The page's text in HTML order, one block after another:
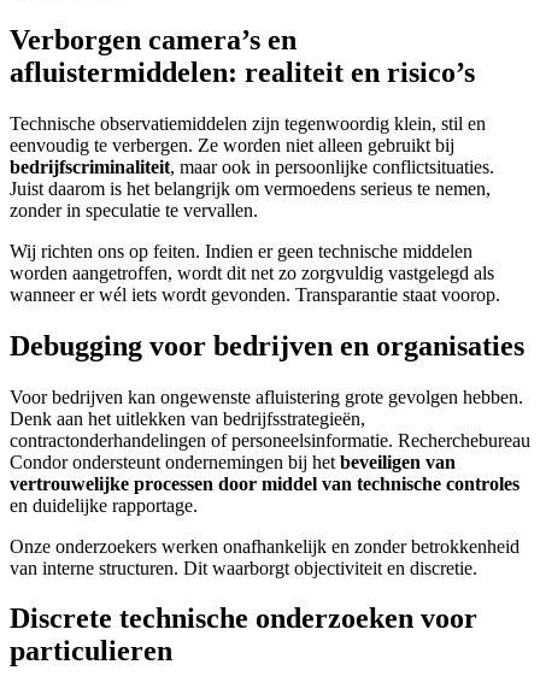
Verborgen camera’s en
afluistermiddelen: realiteit en risico’s
Technische observatiemiddelen zijn tegenwoordig klein, stil en
eenvoudig te verbergen. Ze worden niet alleen gebruikt bij
bedrijfscriminaliteit, maar ook in persoonlijke conflictsituaties.
Juist daarom is het belangrijk om vermoedens serieus te nemen,
zonder in speculatie te vervallen.
Wij richten ons op feiten. Indien er geen technische middelen
worden aangetroffen, wordt dit net zo zorgvuldig vastgelegd als
wanneer er wél iets wordt gevonden. Transparantie staat voorop.
Debugging voor bedrijven en organisaties
Voor bedrijven kan ongewenste afluistering grote gevolgen hebben.
Denk aan het uitlekken van bedrijfsstrategieën,
contractonderhandelingen of personeelsinformatie. Recherchebureau
Condor ondersteunt ondernemingen bij het beveiligen van
vertrouwelijke processen door middel van technische controles
en duidelijke rapportage.
Onze onderzoekers werken onafhankelijk en zonder betrokkenheid
van interne structuren. Dit waarborgt objectiviteit en discretie.
Discrete technische onderzoeken voor
particulieren